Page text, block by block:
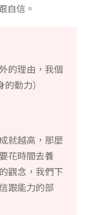
自信。
的理由，我個
動力）
就越高，那麼
花時間去養
觀念，我們下
跟能力的部